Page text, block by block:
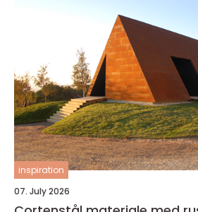
inspiration
07. July 2026